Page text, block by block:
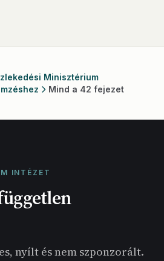
Minisztérium
Mind a 42 fejezet
INTÉZET
nyílt és nem szponzorált.